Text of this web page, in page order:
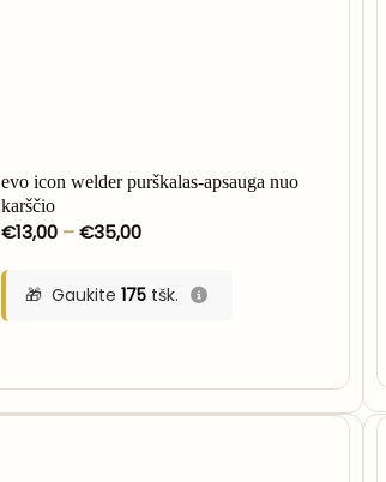
evo icon welder purškalas-apsauga nuo
karščio
€13,00 – €35,00Price
through
€35,00
Gaukite175 tšk.